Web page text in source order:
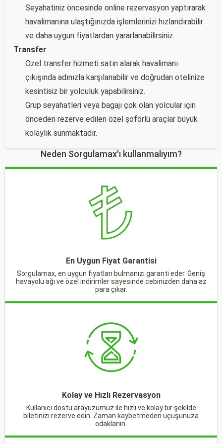
Seyahatiniz öncesinde online rezervasyon yaptırarak
havalimanına ulaştığınızda işlemlerinizi hızlandırabilir
ve daha uygun fiyatlardan yararlanabilirsiniz.
Transfer
Özel transfer hizmeti satın alarak havalimanı
çıkışında adınızla karşılanabilir ve doğrudan otelinize
kesintisiz bir yolculuk yapabilirsiniz.
Grup seyahatleri veya bagajı çok olan yolcular için
önceden rezerve edilen özel şoförlü araçlar büyük
kolaylık sunmaktadır.
Neden Sorgulamax'ı kullanmalıyım?
En Uygun Fiyat Garantisi
Sorgulamax, en uygun fiyatları bulmanızı garanti eder. Geniş
havayolu ağı ve özel indirimler sayesinde cebinizden daha az
para çıkar.
Kolay ve Hızlı Rezervasyon
Kullanıcı dostu arayüzümüz ile hızlı ve kolay bir şekilde
biletinizi rezerve edin. Zaman kaybetmeden uçuşunuza
odaklanın.